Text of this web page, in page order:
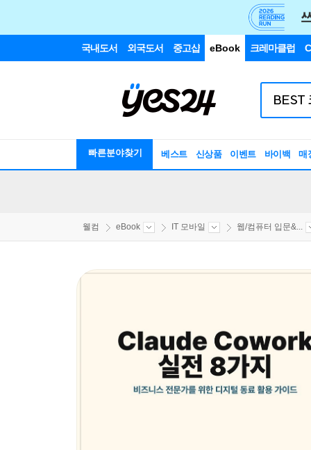
국내도서 외국도서 중고샵 eBook 크레마클럽
빠른분야찾기 베스트 신상품 이벤트 바이백 매
웰컴 eBook IT 모바일 웹/컴퓨터 입문&...